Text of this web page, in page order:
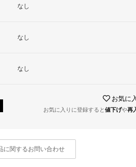
なし
なし
なし
お気に
お気に入りに登録すると値下げや再
に関するお問い合わせ